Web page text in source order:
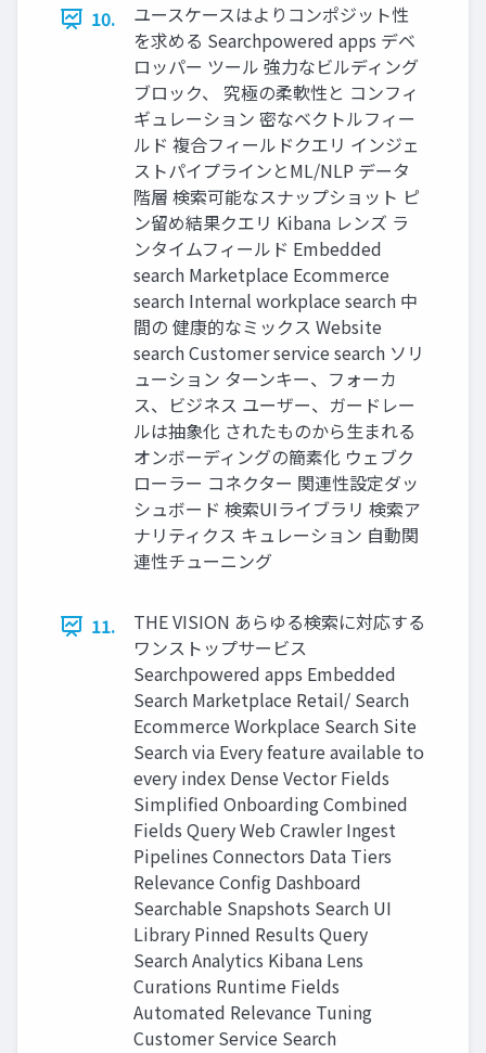
10.
ユースケースはよりコンポジット性
を求める Searchpowered apps デベ
ロッパー ツール 強⼒なビルディング
ブロック、 究極の柔軟性と コンフィ
ギュレーション 密なベクトルフィー
ルド 複合フィールドクエリ インジェ
ストパイプラインとML/NLP データ
階層 検索可能なスナップショット ピ
ン留め結果クエリ Kibana レンズ ラ
ンタイムフィールド Embedded
search Marketplace Ecommerce
search Internal workplace search 中
間の 健康的なミックス Website
search Customer service search ソリ
ューション ターンキー、フォーカ
ス、ビジネス ユーザー、ガードレー
ルは抽象化 されたものから⽣まれる
オンボーディングの簡素化 ウェブク
ローラー コネクター 関連性設定ダッ
シュボード 検索UIライブラリ 検索ア
ナリティクス キュレーション ⾃動関
連性チューニング
11.
THE VISION あらゆる検索に対応する
ワンストップサービス
Searchpowered apps Embedded
Search Marketplace Retail/ Search
Ecommerce Workplace Search Site
Search via Every feature available to
every index Dense Vector Fields
Simplified Onboarding Combined
Fields Query Web Crawler Ingest
Pipelines Connectors Data Tiers
Relevance Config Dashboard
Searchable Snapshots Search UI
Library Pinned Results Query
Search Analytics Kibana Lens
Curations Runtime Fields
Automated Relevance Tuning
Customer Service Search